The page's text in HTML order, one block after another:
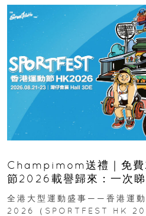
Champimom送禮｜免
節2026載譽歸來：一次
動、街舞比賽＋逾百運動
全港大型運動盛事——香港運動
2026（SPORTFEST HK